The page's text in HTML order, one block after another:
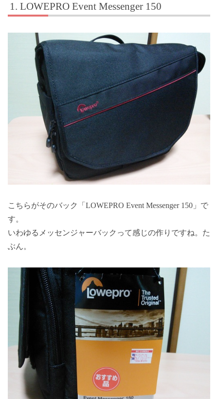
LOWEPRO Event Messenger 150
こちらがそのバック「LOWEPRO Event Messenger 150」で
す。
いわゆるメッセンジャーバックって感じの作りですね。た
ぶん。